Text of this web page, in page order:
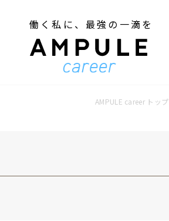
働く私に、最強の一滴を
AMPULE career トップ